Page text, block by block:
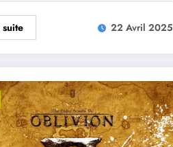
22 Avril 2025